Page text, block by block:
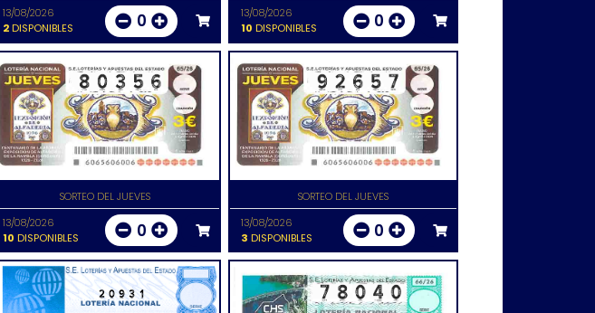
13/08/2026
2DISPONIBLES 0
13/08/2026
10 DISPONIBLES 0
SORTEO DEL JUEVES
13/08/2026
10 DISPONIBLES 0
SORTEO DEL JUEVES
13/08/2026
3 DISPONIBLES 0
20931